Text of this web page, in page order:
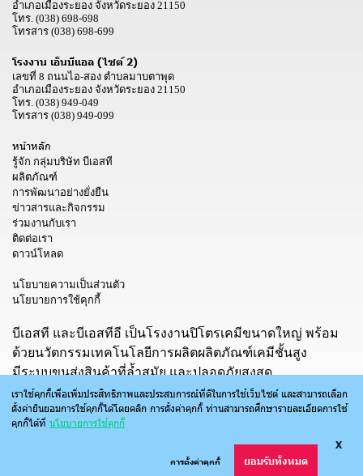
อำเภอเมืองระยอง จังหวัดระยอง 21150
โทร. (038) 698-698
โทรสาร (038) 698-699
โรงงาน เอ็นบีแอล (ไซต์ 2)
เลขที่ 8 ถนนไอ-สอง ตำบลมาบตาพุด
อำเภอเมืองระยอง จังหวัดระยอง 21150
โทร. (038) 949-049
โทรสาร (038) 949-099
หน้าหลัก
รู้จัก กลุ่มบริษัท บีเอสที
ผลิตภัณฑ์
การพัฒนาอย่างยั่งยืน
ข่าวสารและกิจกรรม
ร่วมงานกับเรา
ติดต่อเรา
ดาวน์โหลด
นโยบายความเป็นส่วนตัว
นโยบายการใช้คุกกี้
บีเอสที และบีเอสทีอี เป็นโรงงานปิโตรเคมีขนาดใหญ่ พร้อม
ด้วยนวัตกรรมเทคโนโลยีการผลิตผลิตภัณฑ์เคมีชั้นสูง
มีระบบขนส่งสินค้าที่ล้ำสมัย และปลอดภัยสูงสุด
เราใช้คุกกี้เพื่อเพิ่มประสิทธิภาพและประสบการณ์ที่ดีในการใช้เว็บไซต์ และสามารถเลือก
ตั้งค่ายินยอมการใช้คุกกี้ได้โดยคลิก การตั้งค่าคุกกี้ ท่านสามารถศึกษารายละเอียดการใช้
คุกกี้ได้ที่ นโยบายการใช้คุกกี้
การตั้งค่าคุกกี้ ยอมรับทั้งหมด
X